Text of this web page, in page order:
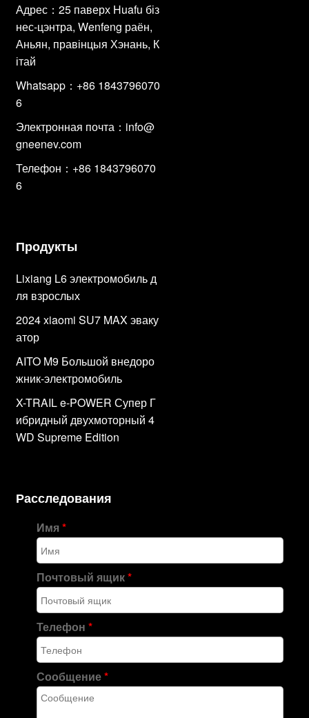
Адрес：25 паверх Huafu біз
нес-цэнтра, Wenfeng раён,
Аньян, правінцыя Хэнань, К
ітай
Whatsapp：+86 1843796070
6
Электронная почта： info@
gneenev.com
Телефон：+86 1843796070
6
Продукты
Lixiang L6 электромобиль д
ля взрослых
2024 xiaomi SU7 MAX эваку
атор
AITO M9 Большой внедоро
жник-электромобиль
X-TRAIL e-POWER Супер Г
ибридный двухмоторный 4
WD Supreme Edition
Расследования
Имя*
Почтовый ящик*
Телефон*
Сообщение*